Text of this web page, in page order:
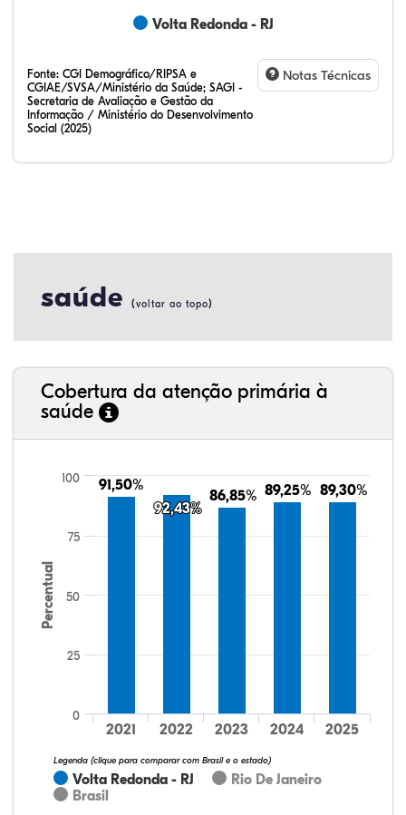
Volta Redonda - RJ
Fonte: CGI Demográfico/RIPSA e
CGIAE/SVSA/Ministério da Saúde; SAGI -
Secretaria de Avaliação e Gestão da
Informação / Ministério do Desenvolvimento
Social (2025)
Notas Técnicas
saúde (voltar ao topo)
Cobertura da atenção primária à
saúde
Percentual
91,50%
91,50%
92,43%
92,43%
86,85%
86,85% 89,25%
89,25% 89,30%
89,30%
Volta Redonda - RJ
Rio De Janeiro
Brasil
Legenda (clique para comparar com Brasil e o estado)
2021 2022 2023 2024 2025
0
25
50
75
100